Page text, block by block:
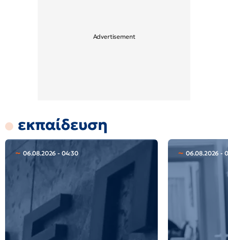
εκπαίδευση
06.08.2026 - 04:30 06.08.2026 -